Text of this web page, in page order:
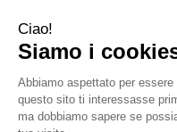
Farmacia Città
d'Europa,
info@farmace.it|Tel.: